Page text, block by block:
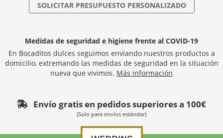
SOLICITAR PRESUPUESTO PERSONALIZADO
Medidas de seguridad e higiene frente al COVID-19
En Bocaditos dulces seguimos enviando nuestros productos a
domicilio, extremando las medidas de seguridad en la situación
nueva que vivimos. Más información
Envío gratis en pedidos superiores a 100€
(Solo para envíos estándar)